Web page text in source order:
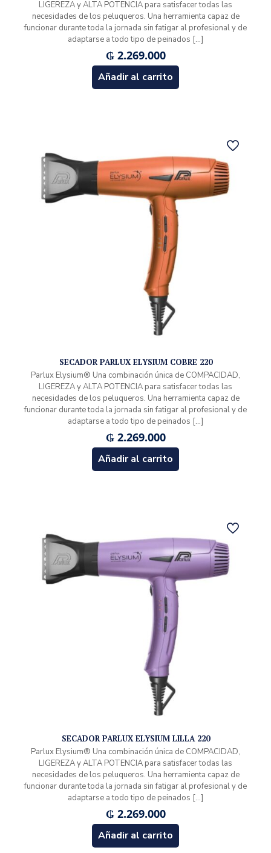
LIGEREZA y ALTA POTENCIA para satisfacer todas las
necesidades de los peluqueros. Una herramienta capaz de
funcionar durante toda la jornada sin fatigar al profesional y de
adaptarse a todo tipo de peinados […]
₲2.269.000
Añadir al carrito
SECADOR PARLUX ELYSIUM COBRE 220
Parlux Elysium® Una combinación única de COMPACIDAD,
LIGEREZA y ALTA POTENCIA para satisfacer todas las
necesidades de los peluqueros. Una herramienta capaz de
funcionar durante toda la jornada sin fatigar al profesional y de
adaptarse a todo tipo de peinados […]
₲2.269.000
Añadir al carrito
SECADOR PARLUX ELYSIUM LILLA 220
Parlux Elysium® Una combinación única de COMPACIDAD,
LIGEREZA y ALTA POTENCIA para satisfacer todas las
necesidades de los peluqueros. Una herramienta capaz de
funcionar durante toda la jornada sin fatigar al profesional y de
adaptarse a todo tipo de peinados […]
₲2.269.000
Añadir al carrito